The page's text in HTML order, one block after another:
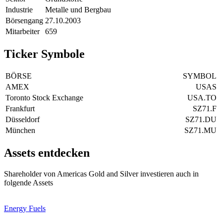
Industrie
Metalle und Bergbau
Börsengang 27.10.2003
Mitarbeiter
659
Ticker Symbole
BÖRSE
SYMBOL
AMEX
USAS
Toronto Stock Exchange
USA.TO
Frankfurt
SZ71.F
Düsseldorf
SZ71.DU
München
SZ71.MU
Assets entdecken
Shareholder von Americas Gold and Silver investieren auch in
folgende Assets
Energy Fuels